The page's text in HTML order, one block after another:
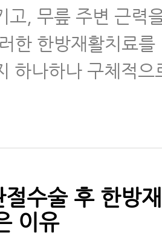
고, 무릎 주변 근력
한 한방재활치료를
하나하나 구체적으
수술 후 한방
이유